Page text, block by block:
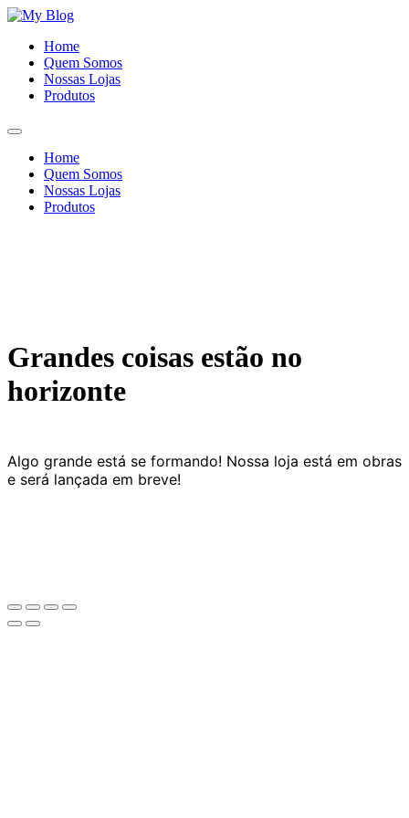
Ir
conteúdo
Home
Quem Somos
Nossas Lojas
Produtos
Home
Quem Somos
Nossas Lojas
Produtos
Grandes coisas estão no
horizonte
Algo grande está se formando! Nossa loja está em obras
e será lançada em breve!